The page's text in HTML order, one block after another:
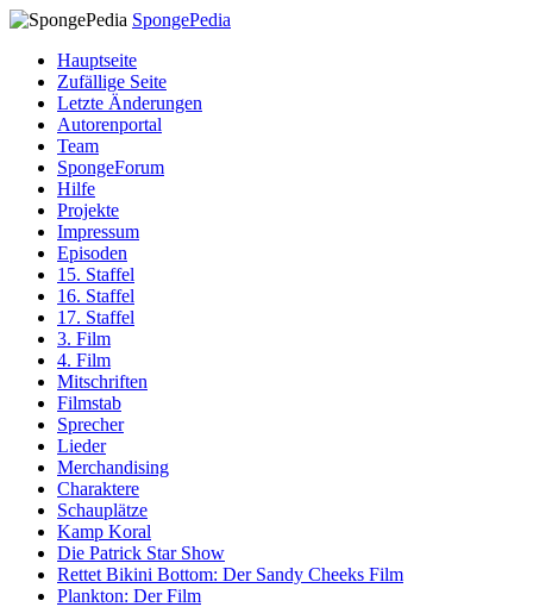
SpongePedia
Hauptseite
Zufällige Seite
Letzte Änderungen
Autorenportal
Team
SpongeForum
Hilfe
Projekte
Impressum
Episoden
15. Staffel
16. Staffel
17. Staffel
3. Film
4. Film
Mitschriften
Filmstab
Sprecher
Lieder
Merchandising
Charaktere
Schauplätze
Kamp Koral
Die Patrick Star Show
Rettet Bikini Bottom: Der Sandy Cheeks Film
Plankton: Der Film